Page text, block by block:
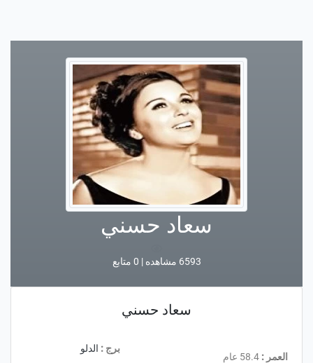
سعاد حسني
6593 مشاهده | 0 متابع
سعاد حسني
العمر :
برج : الدلو